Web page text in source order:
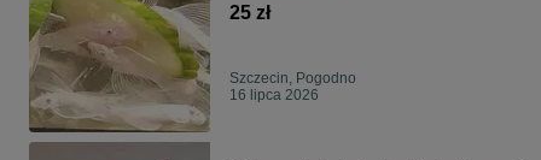
25 zł
Szczecin, Pogodno
16 lipca 2026